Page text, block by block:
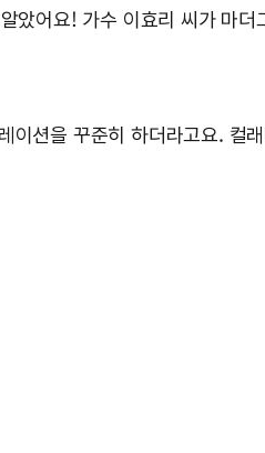
았어요! 가수 이효리 씨가 마
션을 꾸준히 하더라고요. 컬